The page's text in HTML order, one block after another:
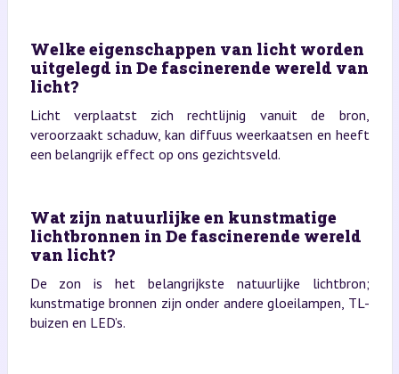
Welke eigenschappen van licht worden
uitgelegd in De fascinerende wereld van
licht?
Licht verplaatst zich rechtlijnig vanuit de bron,
veroorzaakt schaduw, kan diffuus weerkaatsen en heeft
een belangrijk effect op ons gezichtsveld.
Wat zijn natuurlijke en kunstmatige
lichtbronnen in De fascinerende wereld
van licht?
De zon is het belangrijkste natuurlijke lichtbron;
kunstmatige bronnen zijn onder andere gloeilampen, TL-
buizen en LED’s.